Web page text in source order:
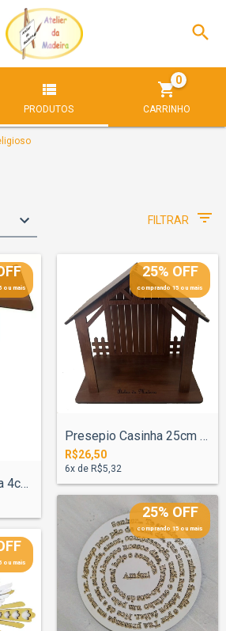
PRODUTOS CARRINHO
0
FILTRAR
ou mais
Cruz Tau Franciscana 4cm Pintada
25% OFF
comprando 15 ou mais
Presepio Casinha 25cm Base 17x26cm - Pin...
R$26,50
6x de R$5,32
ou mais
25% OFF
comprando 15 ou mais